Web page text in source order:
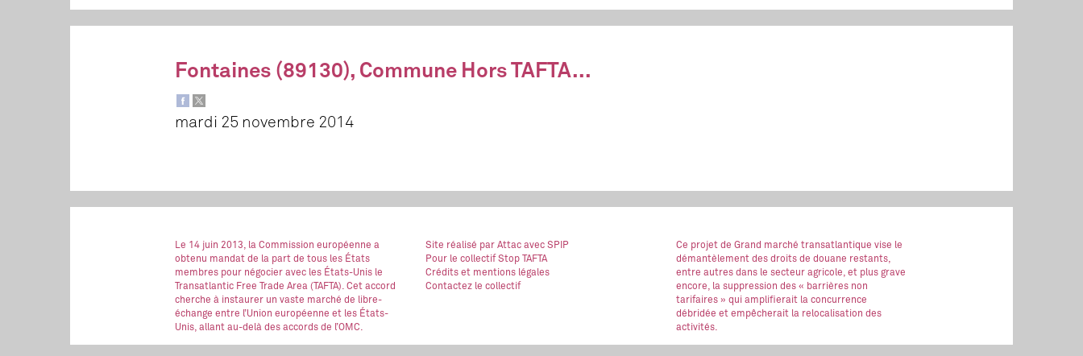
Fontaines (89130), Commune Hors TAFTA...
mardi 25 novembre 2014
Le 14 juin 2013, la Commission européenne a
obtenu mandat de la part de tous les États
membres pour négocier avec les États-Unis le
Transatlantic Free Trade Area (TAFTA). Cet accord
cherche à instaurer un vaste marché de libre-
échange entre l’Union européenne et les États-
Unis, allant au-delà des accords de l’OMC.
Site réalisé par Attac avec SPIP
Pour le collectif Stop TAFTA
Crédits et mentions légales
Contactez le collectif
Ce projet de Grand marché transatlantique vise le
démantèlement des droits de douane restants,
entre autres dans le secteur agricole, et plus grave
encore, la suppression des « barrières non
tarifaires » qui amplifierait la concurrence
débridée et empêcherait la relocalisation des
activités.